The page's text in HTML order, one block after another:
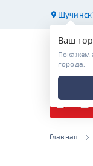
Щучинск
Главная
Ваш
Покажем
города.